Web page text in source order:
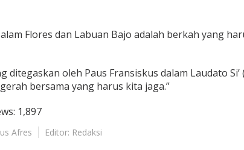
Flores dan Labuan Bajo adalah berkah yang
ditegaskan oleh Paus Fransiskus dalam Laudato Si’
bersama yang harus kita jaga.”
1,897
Afres Editor: Redaksi